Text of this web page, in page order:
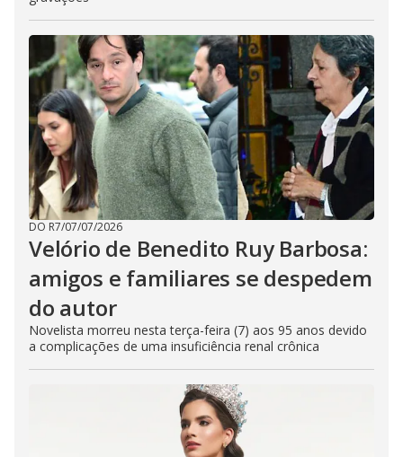
DO R7/07/07/2026
Velório de Benedito Ruy Barbosa:
amigos e familiares se despedem
do autor
Novelista morreu nesta terça-feira (7) aos 95 anos devido
a complicações de uma insuficiência renal crônica